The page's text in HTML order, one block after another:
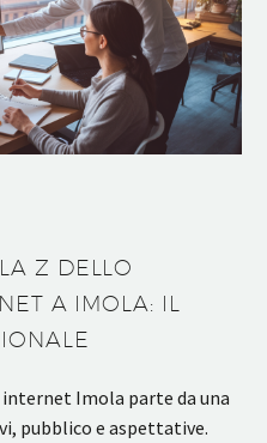
Z DELLO
A IMOLA: IL
Imola parte da una
pubblico e aspettative.